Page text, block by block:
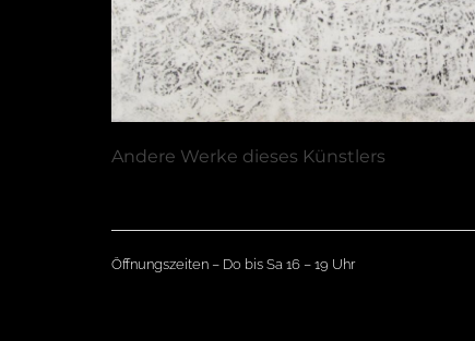
Andere Werke dieses Künstlers
Öffnungszeiten – Do bis Sa 16 – 19 Uhr